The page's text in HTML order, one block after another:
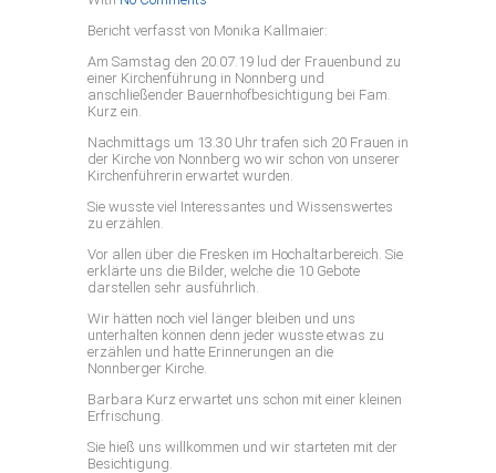
Bericht verfasst von Monika Kallmaier:
Am Samstag den 20.07.19 lud der Frauenbund zu
einer Kirchenführung in Nonnberg und
anschließender Bauernhofbesichtigung bei Fam.
Kurz ein.
Nachmittags um 13.30 Uhr trafen sich 20 Frauen in
der Kirche von Nonnberg wo wir schon von unserer
Kirchenführerin erwartet wurden.
Sie wusste viel Interessantes und Wissenswertes
zu erzählen.
Vor allen über die Fresken im Hochaltarbereich. Sie
erklärte uns die Bilder, welche die 10 Gebote
darstellen sehr ausführlich.
Wir hätten noch viel länger bleiben und uns
unterhalten können denn jeder wusste etwas zu
erzählen und hatte Erinnerungen an die
Nonnberger Kirche.
Barbara Kurz erwartet uns schon mit einer kleinen
Erfrischung.
Sie hieß uns willkommen und wir starteten mit der
Besichtigung.